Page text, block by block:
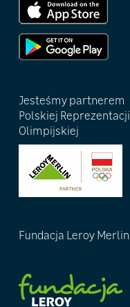
Jesteśmy partnerem
Polskiej Reprezentacji
Olimpijskiej
Fundacja Leroy Merlin